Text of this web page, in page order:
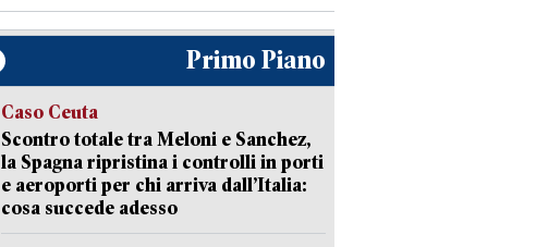
Primo Piano
Caso Ceuta
Scontro totale tra Meloni e Sanchez,
la Spagna ripristina i controlli in porti
e aeroporti per chi arriva dall’Italia:
cosa succede adesso